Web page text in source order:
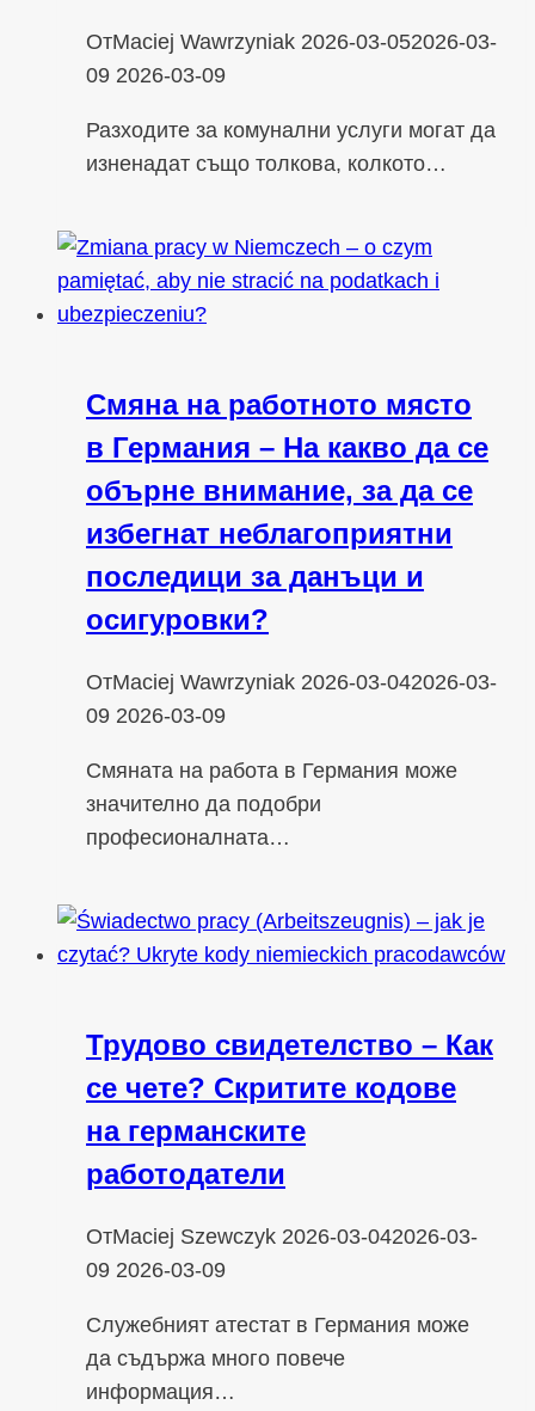
ОтMaciej Wawrzyniak 2026-03-052026-03-
09 2026-03-09
Разходите за комунални услуги могат да
изненадат също толкова, колкото…
Смяна на работното място
в Германия – На какво да се
обърне внимание, за да се
избегнат неблагоприятни
последици за данъци и
осигуровки?
ОтMaciej Wawrzyniak 2026-03-042026-03-
09 2026-03-09
Смяната на работа в Германия може
значително да подобри
професионалната…
Трудово свидетелство – Как
се чете? Скритите кодове
на германските
работодатели
ОтMaciej Szewczyk 2026-03-042026-03-
09 2026-03-09
Служебният атестат в Германия може
да съдържа много повече
информация…